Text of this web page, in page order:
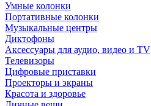
Умные колонки
Портативные колонки
Музыкальные центры
Диктофоны
Аксессуары для аудио, видео и TV
Телевизоры
Цифровые приставки
Проекторы и экраны
Красота и здоровье